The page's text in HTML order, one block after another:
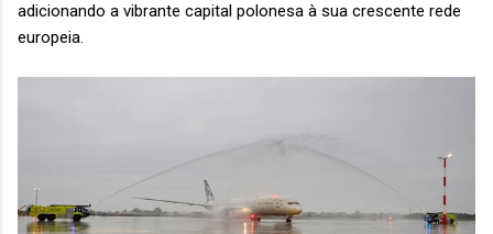
adicionando a vibrante capital polonesa à sua crescente rede
europeia.